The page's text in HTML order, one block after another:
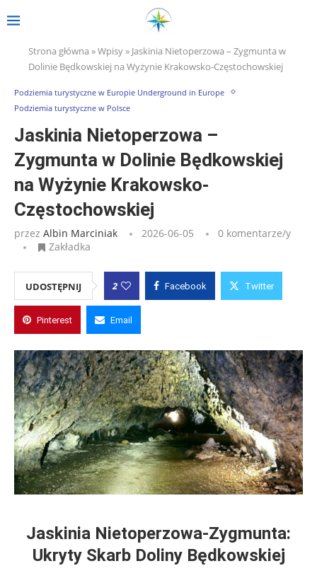
Strona główna »Wpisy» Jaskinia Nietoperzowa – Zygmunta w
Dolinie Będkowskiej na Wyżynie Krakowsko-Częstochowskiej
Podziemia turystyczne w Europie Underground in Europe
Podziemia turystyczne w Polsce
Jaskinia Nietoperzowa –
Zygmunta w Dolinie Będkowskiej
na Wyżynie Krakowsko-
Częstochowskiej
przez Albin Marciniak 2026-06-05
0 komentarze/y
Zakładka
UDOSTĘPNIJ 2 Facebook Twitter
Pinterest Email
Jaskinia Nietoperzowa-Zygmunta:
Ukryty Skarb Doliny Będkowskiej